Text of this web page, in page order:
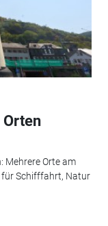
Orten
Mehrere Orte am
für Schifffahrt, Natur